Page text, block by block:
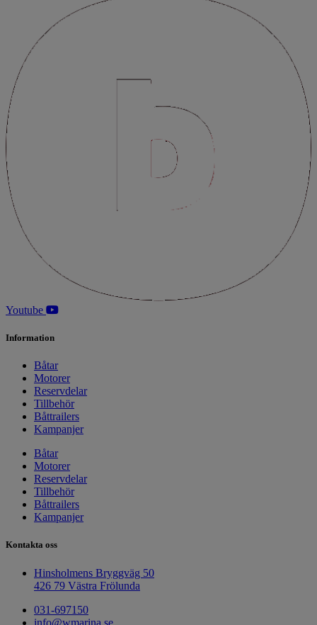
Youtube
Information
Båtar
Motorer
Reservdelar
Tillbehör
Båttrailers
Kampanjer
Båtar
Motorer
Reservdelar
Tillbehör
Båttrailers
Kampanjer
Kontakta oss
Hinsholmens Bryggväg 50
426 79 Västra Frölunda
031-697150
info@wmarina.se